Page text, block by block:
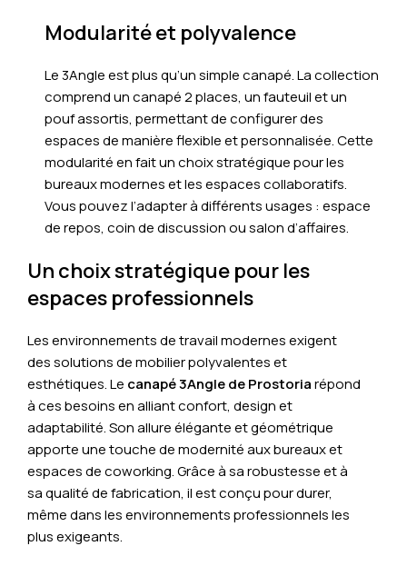
Modularité et polyvalence
Le 3Angle est plus qu’un simple canapé. La collection
comprend un canapé 2 places, un fauteuil et un
pouf assortis, permettant de configurer des
espaces de manière flexible et personnalisée. Cette
modularité en fait un choix stratégique pour les
bureaux modernes et les espaces collaboratifs.
Vous pouvez l’adapter à différents usages : espace
de repos, coin de discussion ou salon d’affaires.
Un choix stratégique pour les
espaces professionnels
Les environnements de travail modernes exigent
des solutions de mobilier polyvalentes et
esthétiques. Le canapé 3Angle de Prostoriarépond
à ces besoins en alliant confort, design et
adaptabilité. Son allure élégante et géométrique
apporte une touche de modernité aux bureaux et
espaces de coworking. Grâce à sa robustesse et à
sa qualité de fabrication, il est conçu pour durer,
même dans les environnements professionnels les
plus exigeants.